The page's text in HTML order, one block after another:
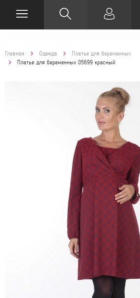
Главная Одежда
Платье для беременных
Платье для беременных 05699 красный